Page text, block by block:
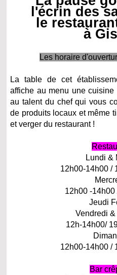
l'écrin des
le
à
Les horaire
La table de cet
affiche au menu une
au talent du chef qui vous
de produits locaux et même
et verger du restaurant !
Lundi &
12h00-14h00 /
12h00 -14h00
Jeudi
Vendredi
12h-14h00/
12h00-14h00 /
Bar